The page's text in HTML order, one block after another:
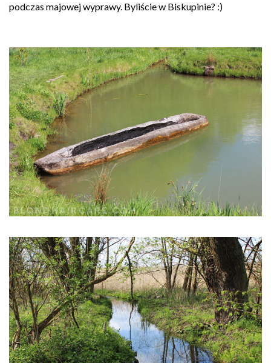
podczas majowej wyprawy. Byliście w Biskupinie? :)